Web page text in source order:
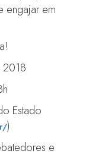
em
Estado
)
e